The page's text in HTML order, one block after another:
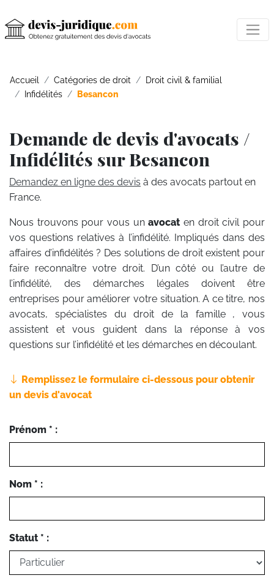
Accueil Catégories de droit
Droit civil & familial
Infidélités
Besancon
Demande de devis d'avocats /
Infidélités sur Besancon
Demandez en ligne des devis à des avocats partout en
France.
Nous trouvons pour vous unavocaten droit civil pour
vos questions relatives à l’infidélité. Impliqués dans des
affaires d’infidélités ? Des solutions de droit existent pour
faire reconnaître votre droit. D’un côté ou l’autre de
l’infidélité, des démarches légales doivent être
entreprises pour améliorer votre situation. A ce titre, nos
avocats, spécialistes du droit de la famille , vous
assistent et vous guident dans la réponse à vos
questions sur l’infidélité et les démarches en découlant.
Remplissez le formulaire ci-dessous pour obtenir
un devis d'avocat
Prénom * :
Nom * :
Statut * :